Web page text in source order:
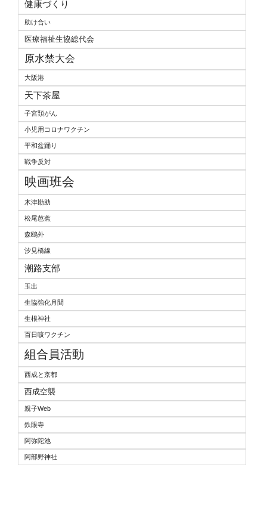
健康づくり
助け合い
医療福祉生協総代会
原水禁大会
大阪港
天下茶屋
子宮頚がん
小児用コロナワクチン
平和盆踊り
戦争反対
映画班会
木津勘助
松尾芭蕉
森鴎外
汐見橋線
潮路支部
玉出
生協強化月間
生根神社
百日咳ワクチン
組合員活動
西成と京都
西成空襲
親子Web
鉄眼寺
阿弥陀池
阿部野神社